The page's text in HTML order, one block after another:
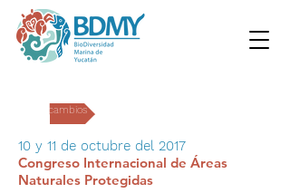
Intercambios
10 y 11 de octubre del 2017
Congreso Internacional de Áreas
Naturales Protegidas